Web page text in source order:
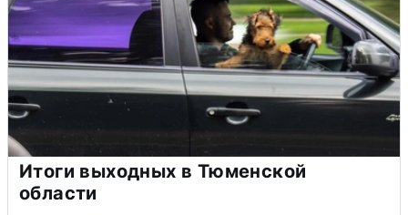
Итоги выходных в Тюменской
области